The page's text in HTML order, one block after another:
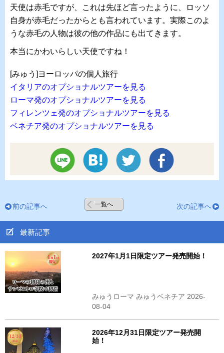
天使は赤毛ですが、これは先ほど言ったように、ロッソ
自身が赤毛だったからとも言われています。実際このよ
うな赤毛の人物は彼の他の作品にも出てきます。
本当にかわいらしい天使ですね！
[みゅう]ヨーロッパの個人旅行
イタリアのオプショナルツアーを見る
ローマ発のオプショナルツアーを見る
フィレンツェ発のオプショナルツアーを見る
ベネチア発のオプショナルツアーを見る
前の記事へ 一覧へ 次の記事へ
最新記事
2027年1月1日限定ツアー発売開始！
みゅうローマ みゅうベネチア 2026-
08-04
2026年12月31日限定ツアー発売開
始！